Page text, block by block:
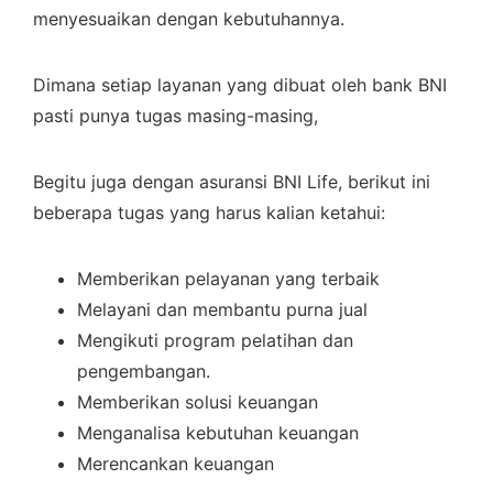
menyesuaikan dengan kebutuhannya.
Dimana setiap layanan yang dibuat oleh bank BNI
pasti punya tugas masing-masing,
Begitu juga dengan asuransi BNI Life, berikut ini
beberapa tugas yang harus kalian ketahui:
Memberikan pelayanan yang terbaik
Melayani dan membantu purna jual
Mengikuti program pelatihan dan
pengembangan.
Memberikan solusi keuangan
Menganalisa kebutuhan keuangan
Merencankan keuangan